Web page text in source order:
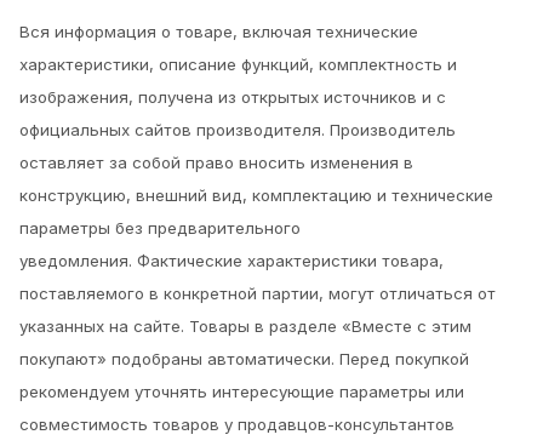
Вся информация о товаре, включая технические
характеристики, описание функций, комплектность и
изображения, получена из открытых источников и с
официальных сайтов производителя. Производитель
оставляет за собой право вносить изменения в
конструкцию, внешний вид, комплектацию и технические
параметры без предварительного
уведомления. Фактические характеристики товара,
поставляемого в конкретной партии, могут отличаться от
указанных на сайте. Товары в разделе «Вместе с этим
покупают» подобраны автоматически. Перед покупкой
рекомендуем уточнять интересующие параметры или
совместимость товаров у продавцов-консультантов